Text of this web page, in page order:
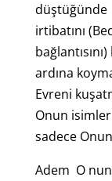
düştüğünde
irtibatını
ardına
Evreni
Onun
sadece
Adem O